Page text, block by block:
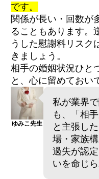
です。
関係が長い・回数が
ることもあります。
うした慰謝料リスク
きましょう。
相手の婚姻状況ひと
と、心に留めておい
ゆみこ先生
私が業界
も、「相
と主張し
場・家族
過失が認
いを命じ